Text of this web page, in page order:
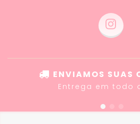
ENVIAMOS SUAS
Entrega em todo